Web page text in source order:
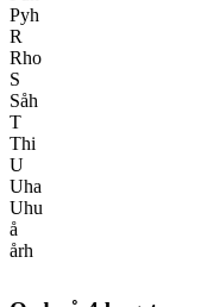
Pyh
R
Rho
S
Såh
T
Thi
U
Uha
Uhu
å
årh